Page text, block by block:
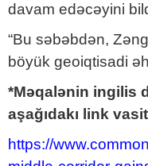
davam edəcəyini
“Bu səbəbdən,
böyük geoiqtisadi
*Məqalənin ingilis
aşağıdakı link
https://